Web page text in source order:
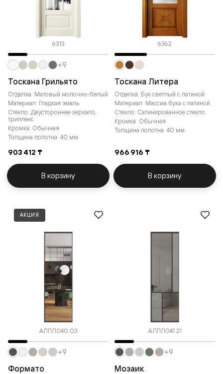
6313
Тоскана Грильято
Отделка: Матовый молочно-белый
Материал: Гладкая эмаль
Стекло: Двустороннее зеркало,
триплекс
Кромка: Обычная
Толщина полотна: 40 мм
903 412 ₸
+9
В корзину
6362
Тоскана Литера
Отделка: Бук светлый с патиной
Материал: Массив бука с патиной
Стекло: Сатинированное стекло
Кромка: Обычная
Толщина полотна: 40 мм
966 916 ₸
В корзину
АКЦИЯ
АЛПЛ040.03
Формато
+9
АЛПЛ041.21
Мозаик
+9